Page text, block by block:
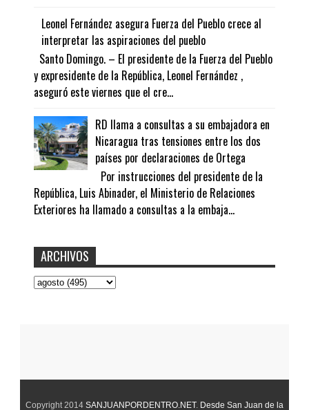
Leonel Fernández asegura Fuerza del Pueblo crece al
interpretar las aspiraciones del pueblo
Santo Domingo. – El presidente de la Fuerza del Pueblo
y expresidente de la República, Leonel Fernández ,
aseguró este viernes que el cre...
RD llama a consultas a su embajadora en
Nicaragua tras tensiones entre los dos
países por declaraciones de Ortega
Por instrucciones del presidente de la
República, Luis Abinader, el Ministerio de Relaciones
Exteriores ha llamado a consultas a la embaja...
ARCHIVOS
Copyright 2014 SANJUANPORDENTRO.NET. Desde San Juan de la